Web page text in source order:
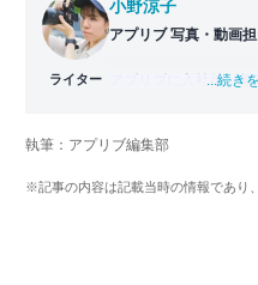
ライター
小野涼子
アプリブ 写真・動画
アプリブに入社後、
「誰でも本格的にアプ
...続き
執筆：アプリブ編集部
※記事の内容は記載当時の情報であり